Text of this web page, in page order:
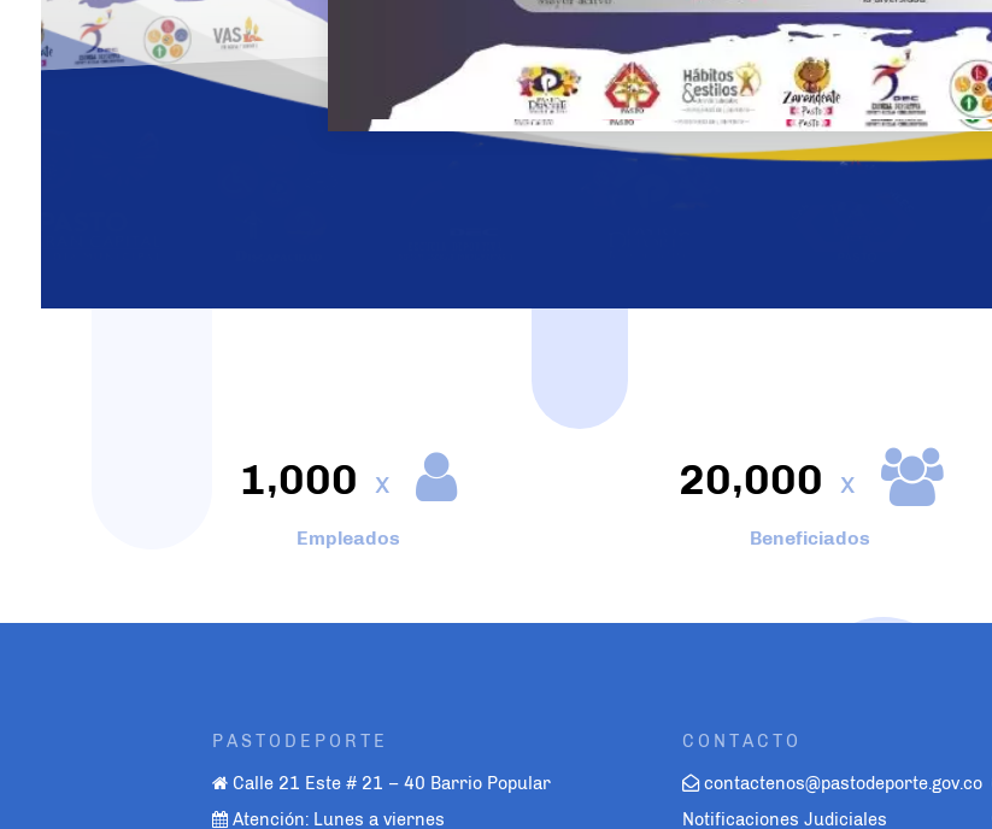
1,000 x
Empleados
20,000 x
Beneficiados
PASTODEPORTE
Calle 21 Este # 21 – 40 Barrio Popular
Atención: Lunes a viernes
CONTACTO
contactenos@pastodeporte.gov.co
Notificaciones Judiciales